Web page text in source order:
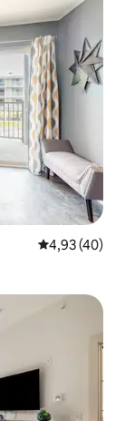
4,93 (40)